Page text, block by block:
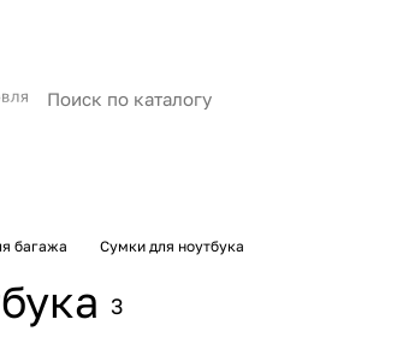
багажа Сумки для ноутбука
3